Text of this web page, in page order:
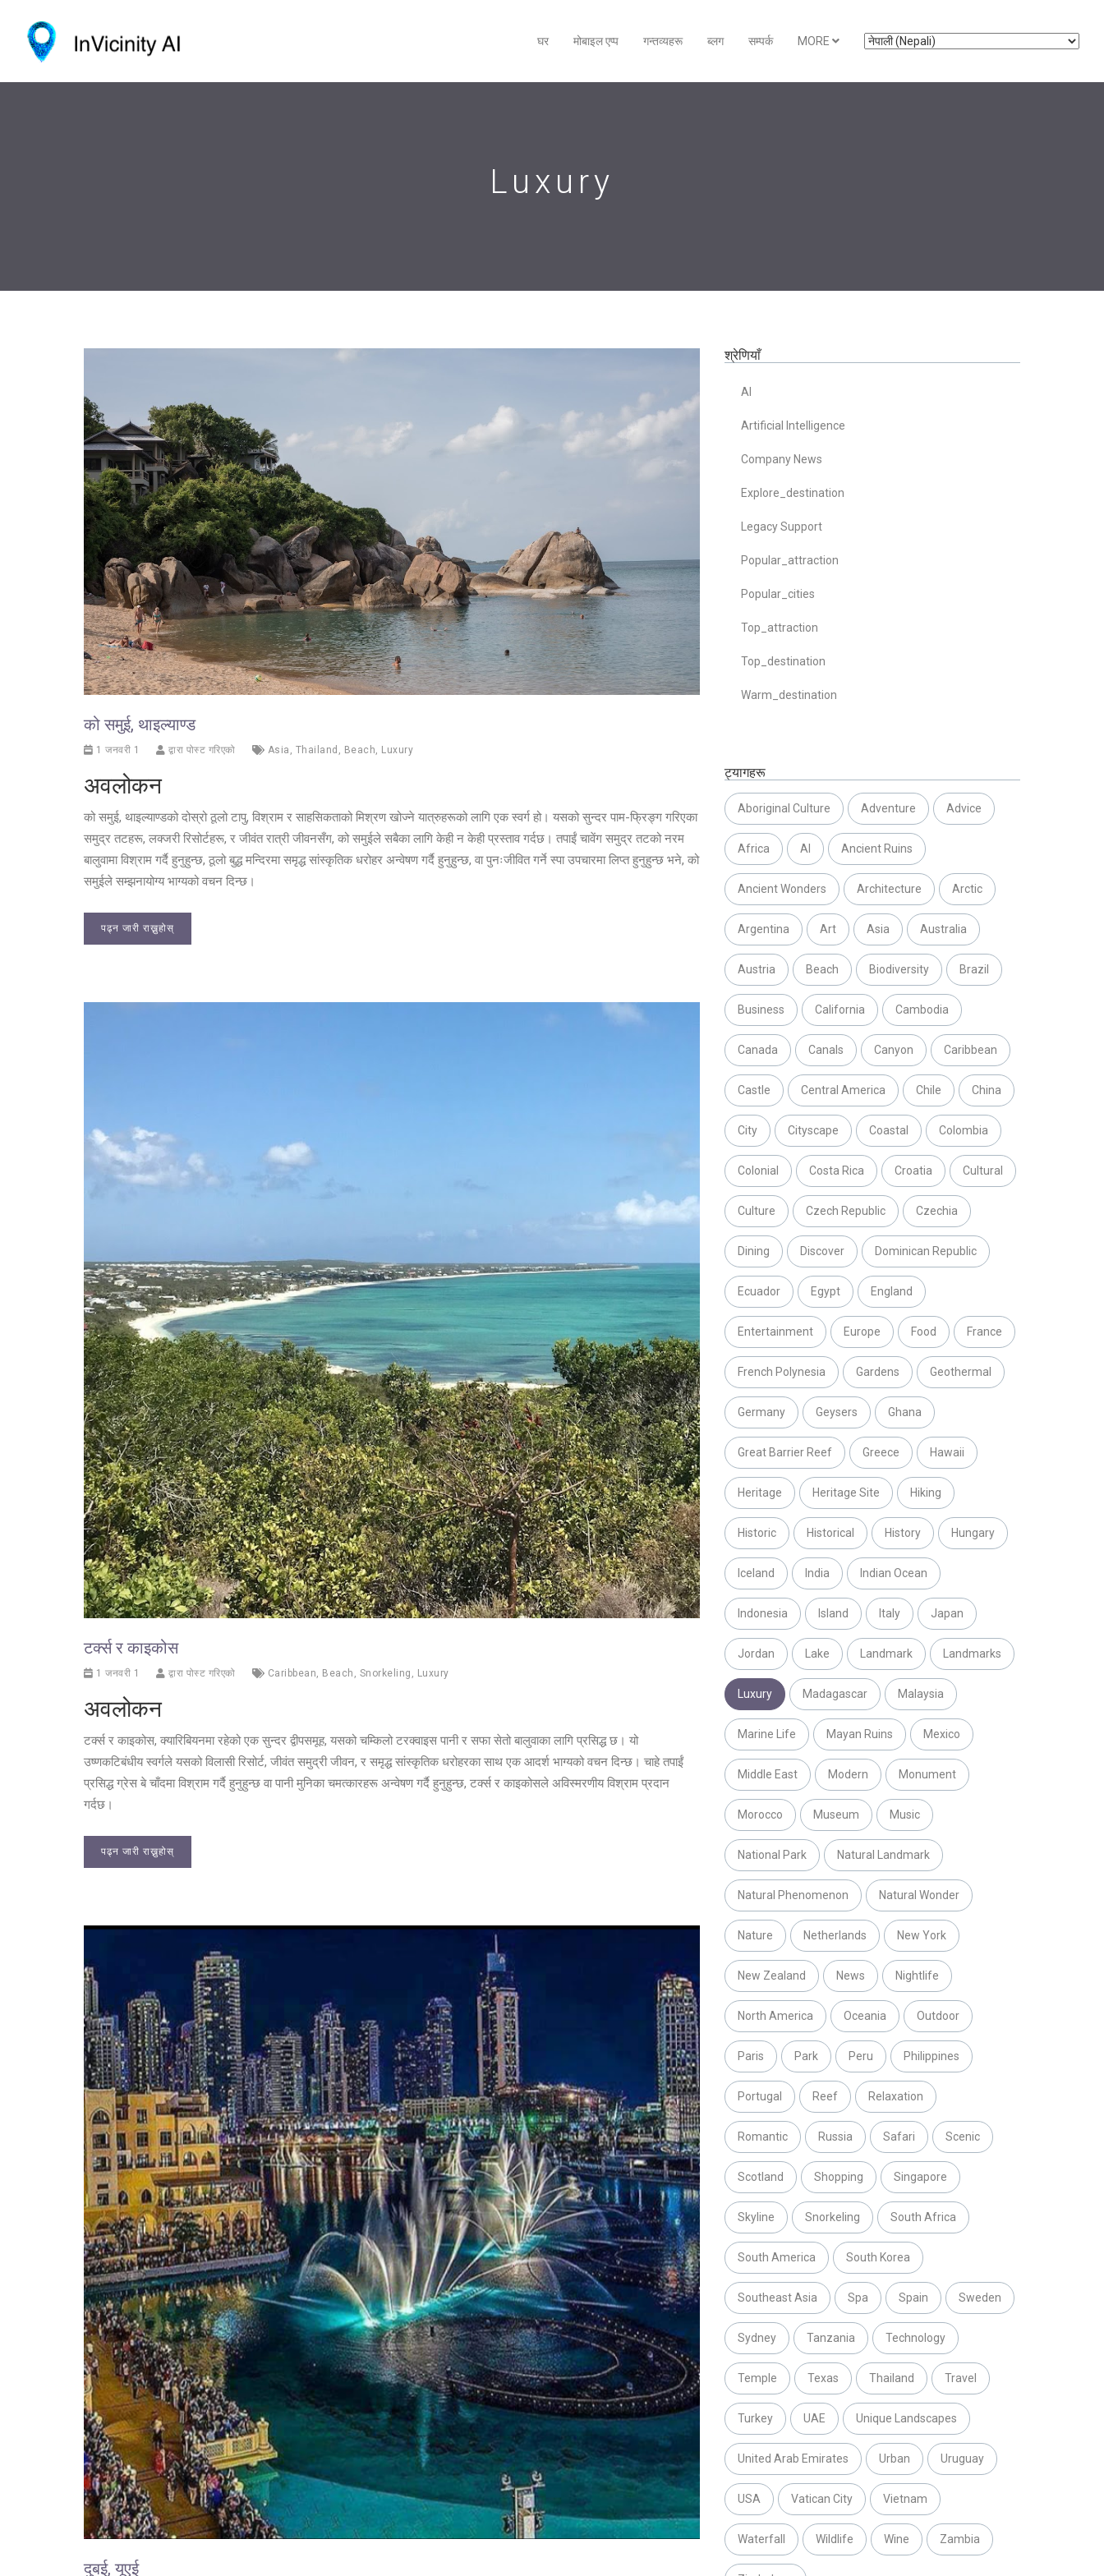
घर मोबाइल एप्‍प गन्तव्यहरू ब्लग सम्पर्क MORE
Luxury
को समुई, थाइल्याण्ड
1 जनवरी 1 द्वारा पोस्ट गरिएको Asia , Thailand , Beach, Luxury
अवलोकन
को समुई, थाइल्याण्डको दोस्रो ठूलो टापु, विश्राम र साहसिकताको मिश्रण खोज्ने यात्रुहरूको लागि एक स्वर्ग हो। यसको सुन्दर पाम-फ्रिङ्ग गरिएका
समुद्र तटहरू, लक्जरी रिसोर्टहरू, र जीवंत रात्री जीवनसँग, को समुईले सबैका लागि केही न केही प्रस्ताव गर्दछ। तपाईं चावेंग समुद्र तटको नरम
बालुवामा विश्राम गर्दै हुनुहुन्छ, ठूलो बुद्ध मन्दिरमा समृद्ध सांस्कृतिक धरोहर अन्वेषण गर्दै हुनुहुन्छ, वा पुनःजीवित गर्ने स्पा उपचारमा लिप्त हुनुहुन्छ भने, को
समुईले सम्झनायोग्य भाग्यको वचन दिन्छ।
पढ्न जारी राख्नुहोस्
टर्क्स र काइकोस
1 जनवरी 1 द्वारा पोस्ट गरिएको Caribbean, Beach , Snorkeling , Luxury
अवलोकन
टर्क्स र काइकोस, क्यारिबियनमा रहेको एक सुन्दर द्वीपसमूह, यसको चम्किलो टरक्वाइस पानी र सफा सेतो बालुवाका लागि प्रसिद्ध छ। यो
उष्णकटिबंधीय स्वर्गले यसको विलासी रिसोर्ट, जीवंत समुद्री जीवन, र समृद्ध सांस्कृतिक धरोहरका साथ एक आदर्श भाग्यको वचन दिन्छ। चाहे तपाईं
प्रसिद्ध ग्रेस बे चाँदमा विश्राम गर्दै हुनुहुन्छ वा पानी मुनिका चमत्कारहरू अन्वेषण गर्दै हुनुहुन्छ, टर्क्स र काइकोसले अविस्मरणीय विश्राम प्रदान
गर्दछ।
पढ्न जारी राख्नुहोस्
दुबई, यूएई
श्रेणियाँ
AI
Artificial Intelligence
Company News
Explore_destination
Legacy Support
Popular_attraction
Popular_cities
Top_attraction
Top_destination
Warm_destination
ट्यागहरू
Aboriginal Culture Adventure Advice
Africa AI Ancient Ruins
Ancient Wonders Architecture Arctic
Argentina Art Asia Australia
Austria Beach Biodiversity Brazil
Business California Cambodia
Canada Canals Canyon Caribbean
Castle Central America Chile China
City Cityscape Coastal Colombia
Colonial Costa Rica Croatia Cultural
Culture Czech Republic Czechia
Dining Discover Dominican Republic
Ecuador Egypt England
Entertainment Europe Food France
French Polynesia Gardens Geothermal
Germany Geysers Ghana
Great Barrier Reef Greece Hawaii
Heritage Heritage Site Hiking
Historic Historical History Hungary
Iceland India Indian Ocean
Indonesia Island Italy Japan
Jordan Lake Landmark Landmarks
Luxury Madagascar Malaysia
Marine Life Mayan Ruins Mexico
Middle East Modern Monument
Morocco Museum Music
National Park Natural Landmark
Natural Phenomenon Natural Wonder
Nature Netherlands New York
New Zealand News Nightlife
North America Oceania Outdoor
Paris Park Peru Philippines
Portugal Reef Relaxation
Romantic Russia Safari Scenic
Scotland Shopping Singapore
Skyline Snorkeling South Africa
South America South Korea
Southeast Asia Spa Spain Sweden
Sydney Tanzania Technology
Temple Texas Thailand Travel
Turkey UAE Unique Landscapes
United Arab Emirates Urban Uruguay
USA Vatican City Vietnam
Waterfall Wildlife Wine Zambia